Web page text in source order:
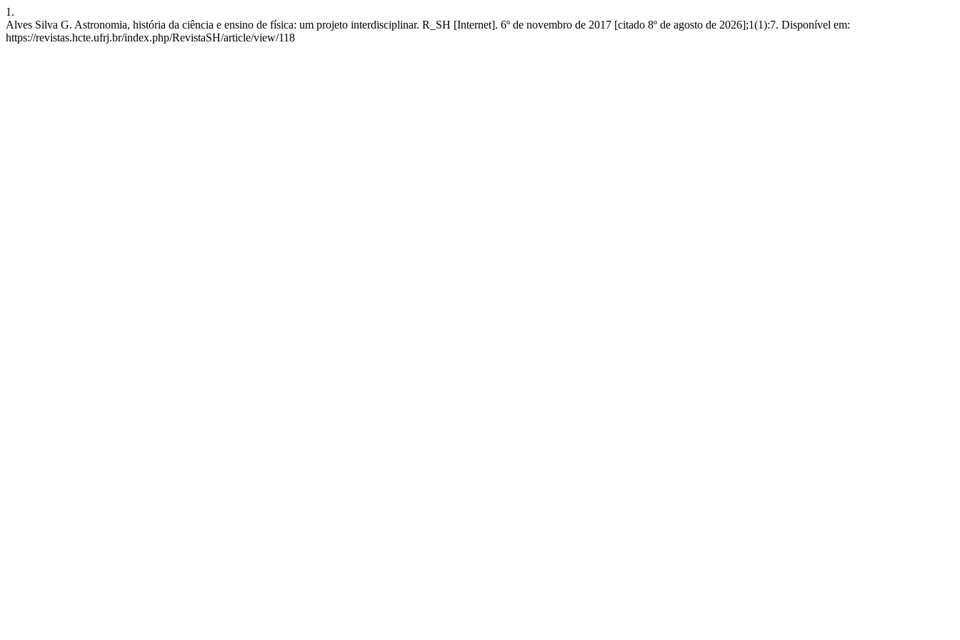
1.
Alves Silva G. Astronomia, história da ciência e ensino de física: um projeto interdisciplinar. R_SH [Internet]. 6º de novembro de 2017 [citado 8º de agosto de 2026];1(1):7. Disponível em:
https://revistas.hcte.ufrj.br/index.php/RevistaSH/article/view/118